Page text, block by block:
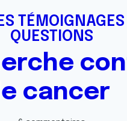
TÉMOIGNAGES
QUESTIONS
le cancer